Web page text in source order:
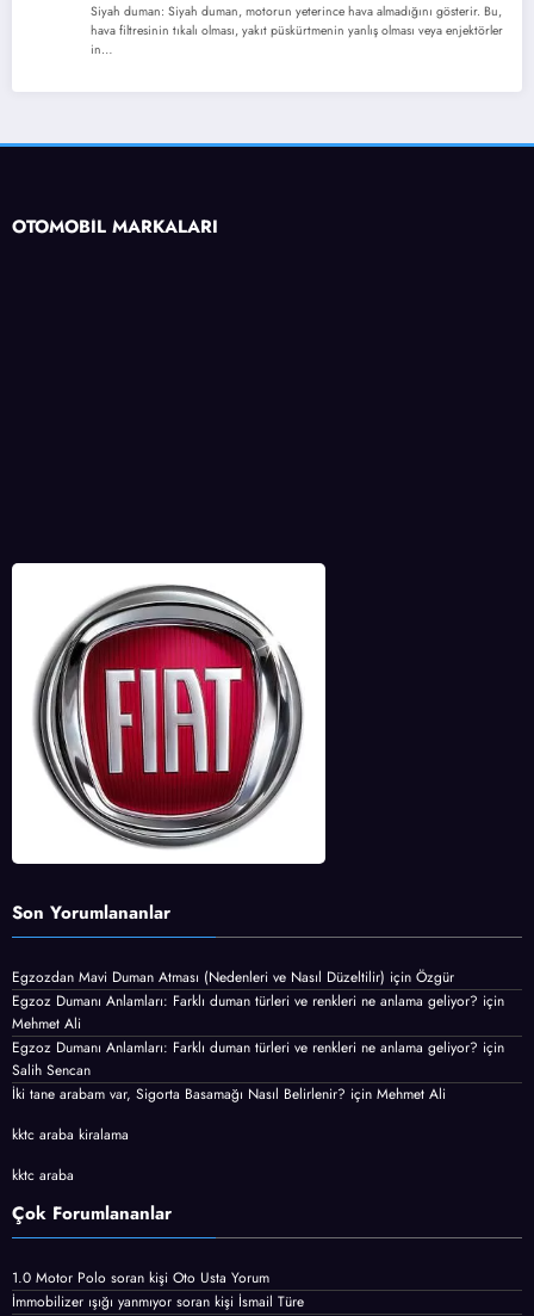
Siyah duman: Siyah duman, motorun yeterince hava almadığını gösterir. Bu,
hava filtresinin tıkalı olması, yakıt püskürtmenin yanlış olması veya enjektörler
in…
OTOMOBİL MARKALARI
Son Yorumlananlar
Egzozdan Mavi Duman Atması (Nedenleri ve Nasıl Düzeltilir) için Özgür
Egzoz Dumanı Anlamları: Farklı duman türleri ve renkleri ne anlama geliyor? için
Mehmet Ali
Egzoz Dumanı Anlamları: Farklı duman türleri ve renkleri ne anlama geliyor? için
Salih Sencan
İki tane arabam var, Sigorta Basamağı Nasıl Belirlenir? için Mehmet Ali
kktc araba kiralama
kktc araba
Çok Forumlananlar
1.0 Motor Polo soran kişi Oto Usta Yorum
İmmobilizer ışığı yanmıyor soran kişi İsmail Türe